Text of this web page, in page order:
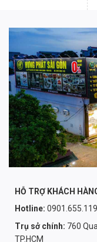
HỖ TRỢ KHÁCH
Hotline: 0901.655.119
Trụ sở chính: 760
TP.HCM